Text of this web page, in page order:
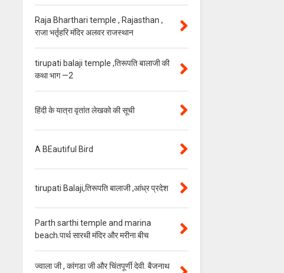
Raja Bharthari temple , Rajasthan ,
राजा भर्तृहरि मंदिर अलवर राजस्थान
tirupati balaji temple ,तिरूपति बालाजी की
कथा भाग —2
हिंदी के यात्रा वृतांत लेखको की सूची
A BEautiful Bird
tirupati Balaji,तिरूपति बालाजी ,आंध्र प्रदेश
Parth sarthi temple and marina
beach.पार्थ सारथी मंदिर और मरीना बीच
ज्वाला जी , कांगडा जी और चिंतपूर्णी देवी. बैजनाथ